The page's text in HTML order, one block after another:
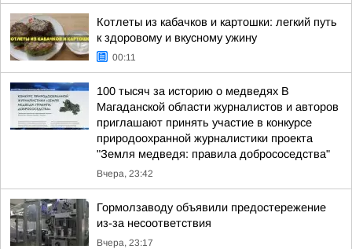
Котлеты из кабачков и картошки: легкий путь
к здоровому и вкусному ужину
00:11
100 тысяч за историю о медведях В
Магаданской области журналистов и авторов
приглашают принять участие в конкурсе
природоохранной журналистики проекта
"Земля медведя: правила добрососедства"
Вчера, 23:42
Гормолзаводу объявили предостережение
из-за несоответствия
Вчера, 23:17